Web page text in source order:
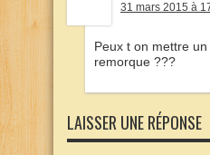
31 mars 2015 à
Peux t on mettre
remorque ???
LAISSER UNE RÉPONSE